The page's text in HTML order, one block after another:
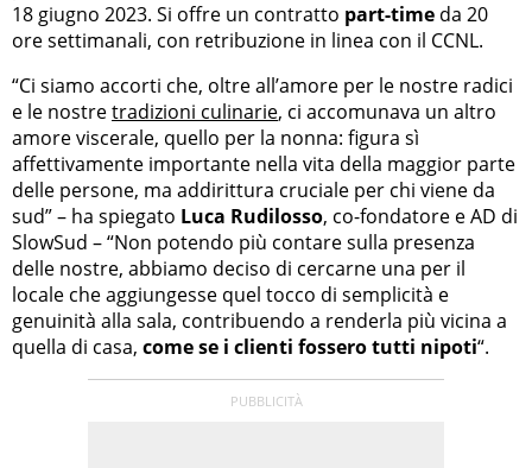
18 giugno 2023. Si offre un contratto part-time da 20
ore settimanali, con retribuzione in linea con il CCNL.
“Ci siamo accorti che, oltre all’amore per le nostre radici
e le nostretradizioni culinarie, ci accomunava un altro
amore viscerale, quello per la nonna: figura sì
affettivamente importante nella vita della maggior parte
delle persone, ma addirittura cruciale per chi viene da
sud” – ha spiegato Luca Rudilosso, co-fondatore e AD di
SlowSud – “Non potendo più contare sulla presenza
delle nostre, abbiamo deciso di cercarne una per il
locale che aggiungesse quel tocco di semplicità e
genuinità alla sala, contribuendo a renderla più vicina a
quella di casa, come se i clienti fossero tutti nipoti“.